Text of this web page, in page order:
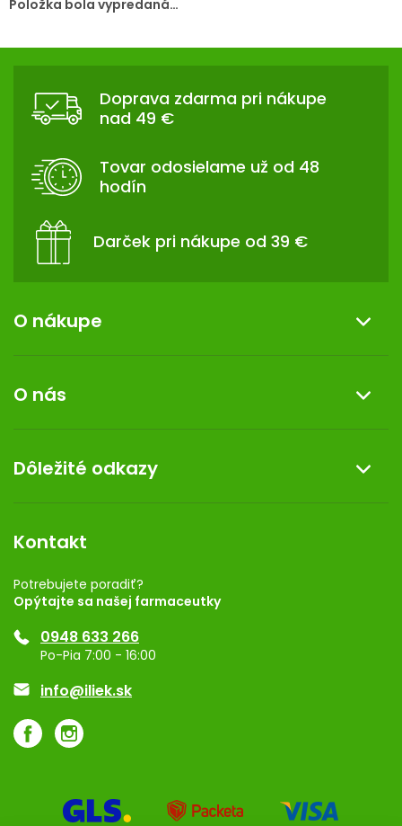
Položka bola vypredaná…
Z
Doprava zdarma pri nákupe
nad 49 €
Tovar odosielame už od 48
hodín
Darček pri nákupe od 39 €
O nákupe
Reklamácia a vrátenie tovaru
Doprava a platba
Darček k nákupu
O nás
Kontakt
Dermocentrum
Dôležité odkazy
Rozhodnutie na prevádzku
Registrácia
Ponuka pre firmy
Značky
Kontakt
Potrebujete poradiť?
Opýtajte sa našej farmaceutky
0948 633 266
Po-Pia 7:00 - 16:00
info@iliek.sk